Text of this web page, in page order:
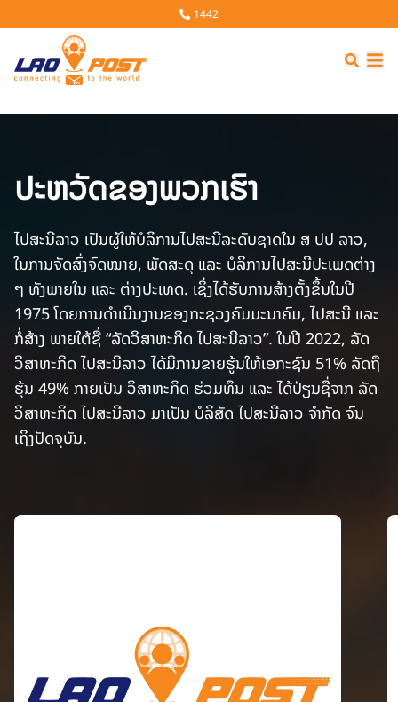
1442
ປະຫວັດຂອງພວກເຮົາ
ໄປສະນີລາວ ເປັນຜູ້ໃຫ້ບໍລິການໄປສະນີລະດັບຊາດໃນ ສ ປປ ລາວ,
ໃນການຈັດສົ່ງຈົດໝາຍ, ພັດສະດຸ ແລະ ບໍລິການໄປສະນີປະເພດຕ່າງ
ໆ ທັງພາຍໃນ ແລະ ຕ່າງປະເທດ. ເຊິ່ງໄດ້ຮັບການສ້າງຕັ້ງຂຶ້ນໃນປີ
1975 ໂດຍການດຳເນີນງານຂອງກະຊວງຄົມມະນາຄົມ, ໄປສະນີ ແລະ
ກໍ່ສ້າງ ພາຍໃຕ້ຊື່ “ລັດວິສາຫະກິດ ໄປສະນີລາວ”. ໃນປີ 2022, ລັດ
ວິສາຫະກິດ ໄປສະນີລາວ ໄດ້ມີການຂາຍຮູ້ນໃຫ້ເອກະຊົນ 51% ລັດຖື
ຮຸ້ນ 49% ກາຍເປັນ ວິສາຫະກິດ ຮ່ວມທຶນ ແລະ ໄດ້ປ່ຽນຊື່ຈາກ ລັດ
ວິສາຫະກິດ ໄປສະນີລາວ ມາເປັນ ບໍລິສັດ ໄປສະນີລາວ ຈຳກັດ ຈົນ
ເຖິງປັດຈຸບັນ.